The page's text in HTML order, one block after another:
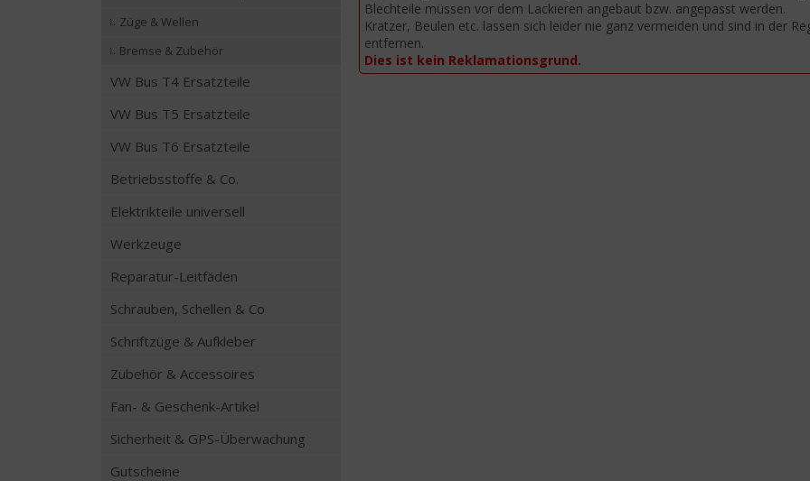
Blechteile müssen vor dem Lackieren angebaut bzw. angepasst werden.
Kratzer, Beulen etc. lassen sich leider nie ganz vermeiden und sind in der
entfernen.
Dies ist kein Reklamationsgrund.
Züge & Wellen
Bremse & Zubehör
VW Bus T4 Ersatzteile
VW Bus T5 Ersatzteile
VW Bus T6 Ersatzteile
Betriebsstoffe & Co.
Elektrikteile universell
Werkzeuge
Reparatur-Leitfäden
Schrauben, Schellen & Co
Schriftzüge & Aufkleber
Zubehör & Accessoires
Fan- & Geschenk-Artikel
Sicherheit & GPS-Überwachung
Gutscheine